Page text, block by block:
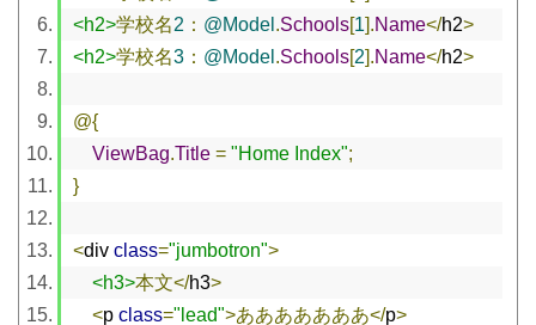
<h2>学校名2 ： @Model .Schools[1].Name</h2>
<h2>学校名3 ： @Model .Schools[2].Name</h2>
@{
ViewBag.Title = "Home Index";
}
<div class="jumbotron">
<h3>本文</h3>
<p class="lead">あああああああ</p>